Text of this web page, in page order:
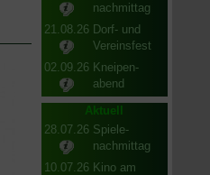
nachmittag
21.08.26 Dorf- und
Vereinsfest
02.09.26 Kneipen-
abend
Aktuell
28.07.26 Spiele-
nachmittag
10.07.26 Kino am